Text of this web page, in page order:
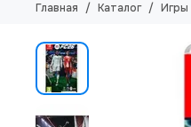
Главная Каталог Игры